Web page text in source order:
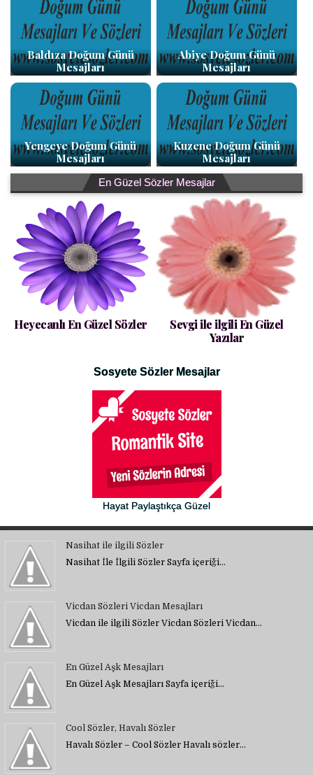
Baldıza Doğum Günü
Mesajları
Abiye Doğum Günü
Mesajları
Yengeye Doğum Günü
Mesajları
Kuzene Doğum Günü
Mesajları
En Güzel Sözler Mesajlar
Heyecanlı En Güzel Sözler
Sevgi ile ilgili En Güzel
Yazılar
Sosyete Sözler Mesajlar
Hayat Paylaştıkça Güzel
Nasihat ile ilgili Sözler
Nasihat İle İlgili Sözler Sayfa içeriği…
Vicdan Sözleri Vicdan Mesajları
Vicdan ile ilgili Sözler Vicdan Sözleri Vicdan…
En Güzel Aşk Mesajları
En Güzel Aşk Mesajları Sayfa içeriği…
Cool Sözler, Havalı Sözler
Havalı Sözler – Cool Sözler Havalı sözler…